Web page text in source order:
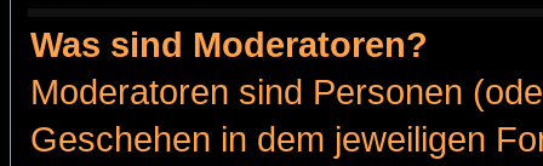
Was sind Moderatoren?
Moderatoren sind Personen
Geschehen in dem jeweiligen